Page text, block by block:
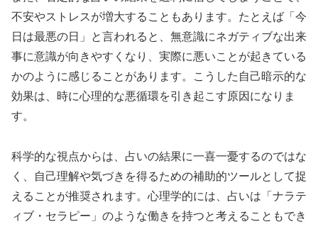
不安やストレスが増大することもあります。たとえば「今
日は最悪の日」と言われると、無意識にネガティブな出来
事に意識が向きやすくなり、実際に悪いことが起きている
かのように感じることがあります。こうした自己暗示的な
効果は、時に心理的な悪循環を引き起こす原因になりま
す。
科学的な視点からは、占いの結果に一喜一憂するのではな
く、自己理解や気づきを得るための補助的ツールとして捉
えることが推奨されます。心理学的には、占いは「ナラテ
ィブ・セラピー」のような働きを持つと考えることもでき